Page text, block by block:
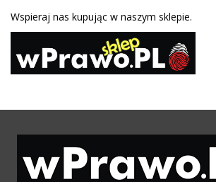
Wspieraj nas kupując w naszym sklepie.